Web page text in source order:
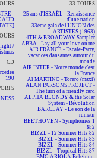
-
/
CD
190
33 TOURS
25 ans d'ISRAËL - Renaissance
d'une nation
33ème gala de l'UNION des
ARTISTES (1963)
4TH & BROADWAY Sampler
ABBA - Lay all your love on me
AIR FRANCE - Escale-Party,
vacances dansantes autour du
monde
AIR INTER - Notre monde c'est
la France
Al MARTINO - Torero (maxi)
ALAN PARSONS PROJECT -
The turn of a friendly card
ALPHA BLONDY & the Solar
System - Révolution
BARCLAY - Le son de la
rumeur
BEETHOVEN - Symphonies 1
& 2
BIZZL - 12 Sommer Hits 82
BIZZL - Sommer Hits 83
BIZZL - Sommer Hits 84
BIZZL - Tropical Hits 87
BMG ARIOLA Belgium -